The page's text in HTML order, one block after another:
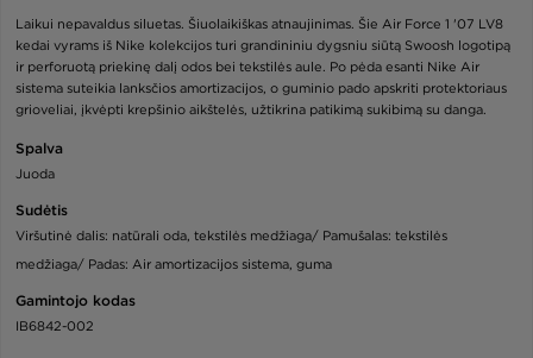
Laikui nepavaldus siluetas. Šiuolaikiškas atnaujinimas. Šie Air Force 1 '07 LV8
kedai vyrams iš Nike kolekcijos turi grandininiu dygsniu siūtą Swoosh logotipą
ir perforuotą priekinę dalį odos bei tekstilės aule. Po pėda esanti Nike Air
sistema suteikia lanksčios amortizacijos, o guminio pado apskriti protektoriaus
grioveliai, įkvėpti krepšinio aikštelės, užtikrina patikimą sukibimą su danga.
Spalva
Juoda
Sudėtis
Viršutinė dalis: natūrali oda, tekstilės medžiaga/ Pamušalas: tekstilės
medžiaga/ Padas: Air amortizacijos sistema, guma
Gamintojo kodas
IB6842-002